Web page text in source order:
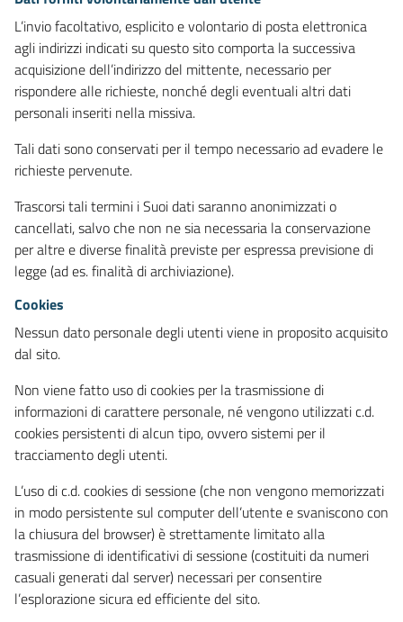
L’invio facoltativo, esplicito e volontario di posta elettronica
agli indirizzi indicati su questo sito comporta la successiva
acquisizione dell’indirizzo del mittente, necessario per
rispondere alle richieste, nonché degli eventuali altri dati
personali inseriti nella missiva.
Tali dati sono conservati per il tempo necessario ad evadere le
richieste pervenute.
Trascorsi tali termini i Suoi dati saranno anonimizzati o
cancellati, salvo che non ne sia necessaria la conservazione
per altre e diverse finalità previste per espressa previsione di
legge (ad es. finalità di archiviazione).
Cookies
Nessun dato personale degli utenti viene in proposito acquisito
dal sito.
Non viene fatto uso di cookies per la trasmissione di
informazioni di carattere personale, né vengono utilizzati c.d.
cookies persistenti di alcun tipo, ovvero sistemi per il
tracciamento degli utenti.
L’uso di c.d. cookies di sessione (che non vengono memorizzati
in modo persistente sul computer dell’utente e svaniscono con
la chiusura del browser) è strettamente limitato alla
trasmissione di identificativi di sessione (costituiti da numeri
casuali generati dal server) necessari per consentire
l’esplorazione sicura ed efficiente del sito.